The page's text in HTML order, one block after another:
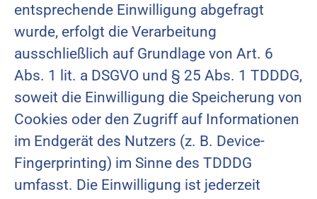
entsprechende Einwilligung abgefragt
wurde, erfolgt die Verarbeitung
ausschließlich auf Grundlage von Art. 6
Abs. 1 lit. a DSGVO und § 25 Abs. 1 TDDDG,
soweit die Einwilligung die Speicherung von
Cookies oder den Zugriff auf Informationen
im Endgerät des Nutzers (z. B. Device-
Fingerprinting) im Sinne des TDDDG
umfasst. Die Einwilligung ist jederzeit